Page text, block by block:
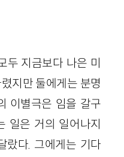
두 지금보다 나은 미
지만 둘에게는 분명
이별극은 임을 갈구
일은 거의 일어나지
랐다. 그에게는 기다